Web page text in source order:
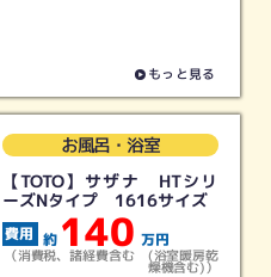
もっと見る
お風呂・浴室
【TOTO】サザナ HTシリ
ーズNタイプ 1616サイズ
約 140 万円
（消費税、諸経費含む (浴室暖房乾
燥機含む)）